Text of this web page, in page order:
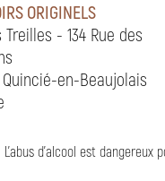
ORIGINELS
Treilles - 134 Rue des
Quincié-en-Beaujolais
L'abus d'alcool est dangereux